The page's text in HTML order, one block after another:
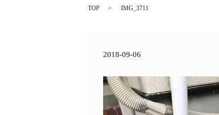
TOP IMG_3711
2018-09-06